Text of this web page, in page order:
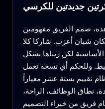
جديدتين للكرسي
صمم الفريق مفهومين
شبان أعزب. شاركا كلا
لكن رتباها بشكل
وللحكم أي نسخة تعمل
تقييم بستة عشر معياراً
نطاق الوظائف، الراحة،
فريق من خبراء التصميم